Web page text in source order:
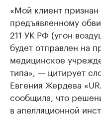
«Мой клиент
предъявленному
211 УК РФ (угон
будет отправлен на
медицинское
типа», — цитирует
Евгения Жердева
сообщила, что
в апелляционной